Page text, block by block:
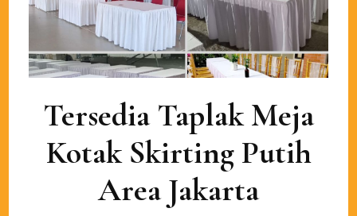
Area
Jakarta
Tersedia Taplak Meja
Kotak Skirting Putih
Area Jakarta